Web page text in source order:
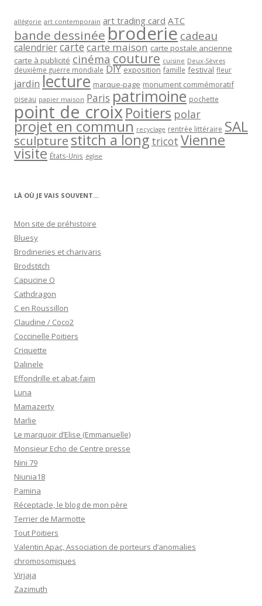
allégorie art contemporain art trading card ATC
bande dessinée broderie cadeau
calendriercartecarte maison carte postale ancienne
carte à publicité cinéma couture cuisine Deux-Sèvres
deuxième guerre mondiale DIY exposition famille festival fleur
jardin lecture marque-page monument commémoratif
oiseau papier maison Paris patrimoine pochette
point de croixPoitiers polar
projet en commun recyclage rentrée littéraire SAL
sculpturestitch a long tricot Vienne
visite États-Unis église
LÀ OÙ JE VAIS SOUVENT…
Mon site de préhistoire
Bluesy
Brodineries et charivaris
Brodstitch
Capucine O
Cathdragon
C en Roussillon
Claudine / Coco2
Coccinelle Poitiers
Criquette
Dalinele
Effondrille et abat-faim
Luna
Mamazerty
Marlie
Le marquoir d’Elise (Emmanuelle)
Monsieur Echo de Centre presse
Nini 79
Niunia18
Pamina
Réceptacle, le blog de mon père
Terrier de Marmotte
Tout Poitiers
Valentin Apac, Association de porteurs d’anomalies
chromosomiques
Virjaja
Zazimuth